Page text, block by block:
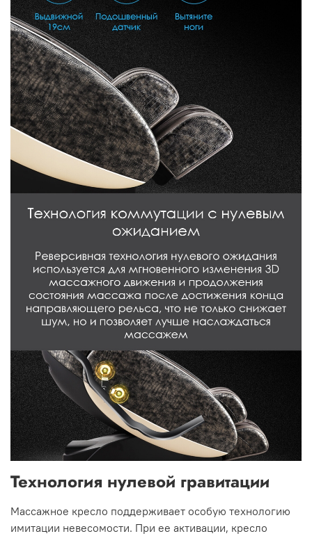
Технология нулевой гравитации
Массажное кресло поддерживает особую технологию
имитации невесомости. При ее активации, кресло